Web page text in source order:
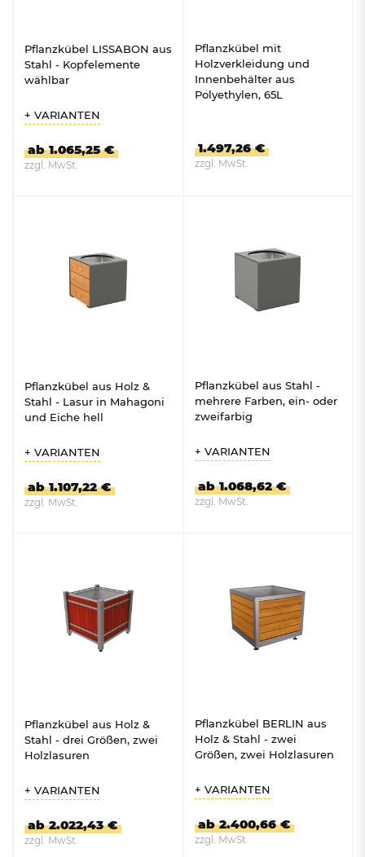
Pflanzkübel LISSABON aus
Stahl - Kopfelemente
wählbar
+ VARIANTEN
ab 1.065,25 €
zzgl. MwSt.
Pflanzkübel mit
Holzverkleidung und
Innenbehälter aus
Polyethylen, 65L
1.497,26 €
zzgl. MwSt.
Pflanzkübel aus Holz &
Stahl - Lasur in Mahagoni
und Eiche hell
+ VARIANTEN
ab 1.107,22 €
zzgl. MwSt.
Pflanzkübel aus Stahl -
mehrere Farben, ein- oder
zweifarbig
+ VARIANTEN
ab 1.068,62 €
zzgl. MwSt.
Pflanzkübel aus Holz &
Stahl - drei Größen, zwei
Holzlasuren
+ VARIANTEN
ab 2.022,43 €
zzgl. MwSt.
Pflanzkübel BERLIN aus
Holz & Stahl - zwei
Größen, zwei Holzlasuren
+ VARIANTEN
ab 2.400,66 €
zzgl. MwSt.